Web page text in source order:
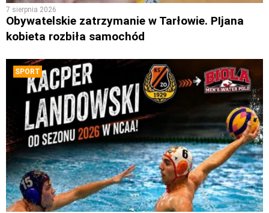
7 sierpnia 2026
Obywatelskie zatrzymanie w Tarłowie. PIjana
kobieta rozbiła samochód
SPORT